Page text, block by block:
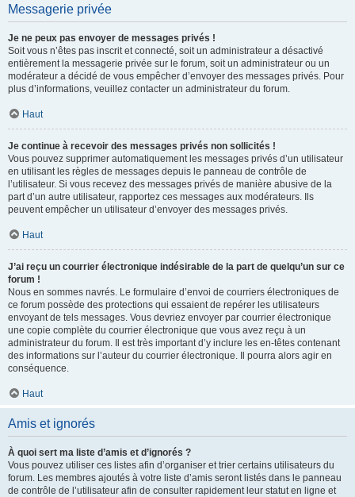
Messagerie privée
Je ne peux pas envoyer de messages privés !
Soit vous n’êtes pas inscrit et connecté, soit un administrateur a désactivé
entièrement la messagerie privée sur le forum, soit un administrateur ou un
modérateur a décidé de vous empêcher d’envoyer des messages privés. Pour
plus d’informations, veuillez contacter un administrateur du forum.
Haut
Je continue à recevoir des messages privés non sollicités !
Vous pouvez supprimer automatiquement les messages privés d’un utilisateur
en utilisant les règles de messages depuis le panneau de contrôle de
l’utilisateur. Si vous recevez des messages privés de manière abusive de la
part d’un autre utilisateur, rapportez ces messages aux modérateurs. Ils
peuvent empêcher un utilisateur d’envoyer des messages privés.
Haut
J’ai reçu un courrier électronique indésirable de la part de quelqu’un sur ce
forum !
Nous en sommes navrés. Le formulaire d’envoi de courriers électroniques de
ce forum possède des protections qui essaient de repérer les utilisateurs
envoyant de tels messages. Vous devriez envoyer par courrier électronique
une copie complète du courrier électronique que vous avez reçu à un
administrateur du forum. Il est très important d’y inclure les en-têtes contenant
des informations sur l’auteur du courrier électronique. Il pourra alors agir en
conséquence.
Haut
Amis et ignorés
À quoi sert ma liste d’amis et d’ignorés ?
Vous pouvez utiliser ces listes afin d’organiser et trier certains utilisateurs du
forum. Les membres ajoutés à votre liste d’amis seront listés dans le panneau
de contrôle de l’utilisateur afin de consulter rapidement leur statut en ligne et